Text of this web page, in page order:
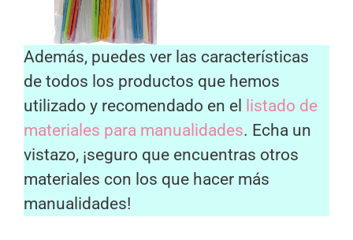
Además, puedes ver las características
de todos los productos que hemos
utilizado y recomendado en el
listado de
materiales para manualidades. Echa un
vistazo, ¡seguro que encuentras otros
materiales con los que hacer más
manualidades!